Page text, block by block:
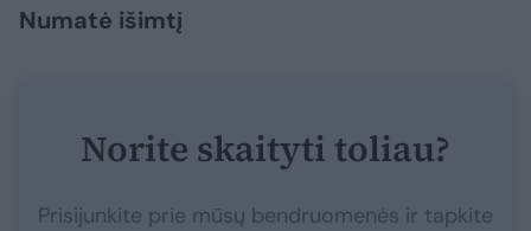
Numatė išimtį
Norite skaityti toliau?
Prisijunkite prie mūsų bendruomenės ir tapkite